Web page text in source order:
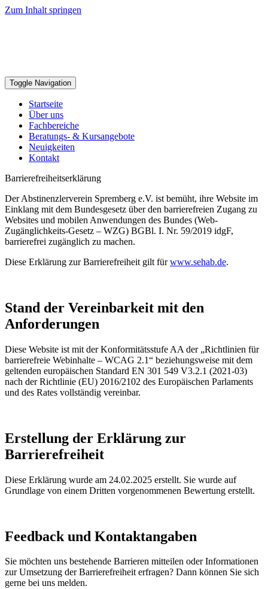
Zum Inhalt springen
Toggle Navigation
Startseite
Über uns
Fachbereiche
Beratungs- & Kursangebote
Neuigkeiten
Kontakt
Barrierefreiheitserklärung
Der Abstinenzlerverein Spremberg e.V. ist bemüht, ihre Website im
Einklang mit dem Bundesgesetz über den barrierefreien Zugang zu
Websites und mobilen Anwendungen des Bundes (Web-
Zugänglichkeits-Gesetz – WZG) BGBl. I. Nr. 59/2019 idgF,
barrierefrei zugänglich zu machen.
Diese Erklärung zur Barrierefreiheit gilt fürwww.sehab.de.
Stand der Vereinbarkeit mit den
Anforderungen
Diese Website ist mit der Konformitätsstufe AA der „Richtlinien für
barrierefreie Webinhalte – WCAG 2.1“ beziehungsweise mit dem
geltenden europäischen Standard EN 301 549 V3.2.1 (2021-03)
nach der Richtlinie (EU) 2016/2102 des Europäischen Parlaments
und des Rates vollständig vereinbar.
Erstellung der Erklärung zur
Barrierefreiheit
Diese Erklärung wurde am 24.02.2025 erstellt. Sie wurde auf
Grundlage von einem Dritten vorgenommenen Bewertung erstellt.
Feedback und Kontaktangaben
Sie möchten uns bestehende Barrieren mitteilen oder Informationen
zur Umsetzung der Barrierefreiheit erfragen? Dann können Sie sich
gerne bei uns melden.